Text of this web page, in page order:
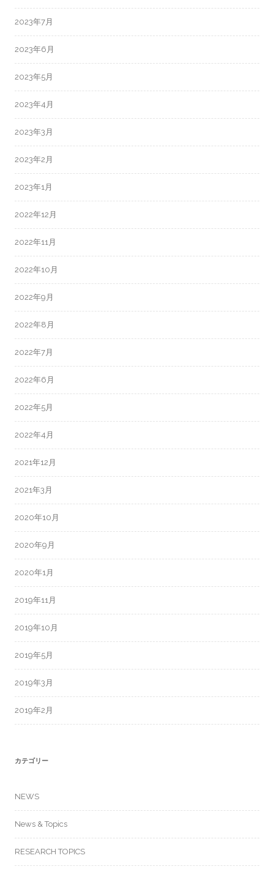
2023年7月
2023年6月
2023年5月
2023年4月
2023年3月
2023年2月
2023年1月
2022年12月
2022年11月
2022年10月
2022年9月
2022年8月
2022年7月
2022年6月
2022年5月
2022年4月
2021年12月
2021年3月
2020年10月
2020年9月
2020年1月
2019年11月
2019年10月
2019年5月
2019年3月
2019年2月
カテゴリー
NEWS
News & Topics
RESEARCH TOPICS